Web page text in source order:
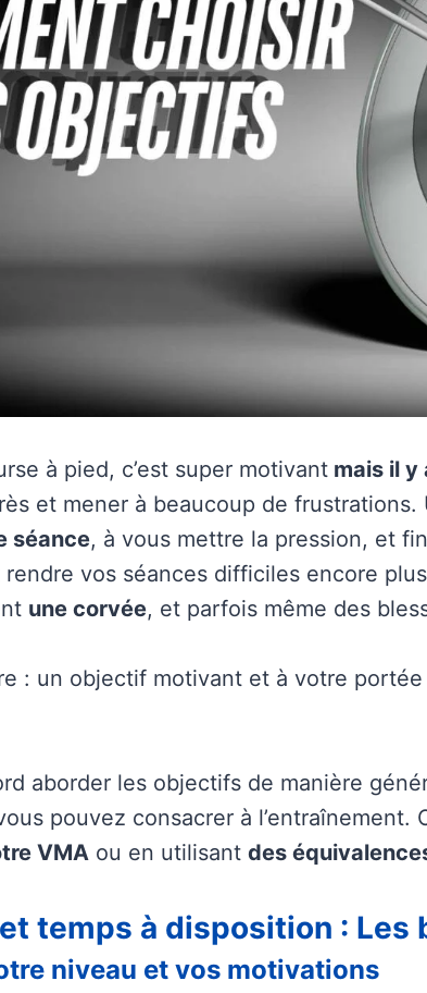
à pied, c’est super motivant mais il y
et mener à beaucoup de
séance, à vous mettre la pression, et
vos séances difficiles encore
une corvée, et parfois même des
: un objectif motivant et à votre
aborder les objectifs de manière
pouvez consacrer à
VMA ou en utilisant des
temps à disposition :
niveau et vos motivations